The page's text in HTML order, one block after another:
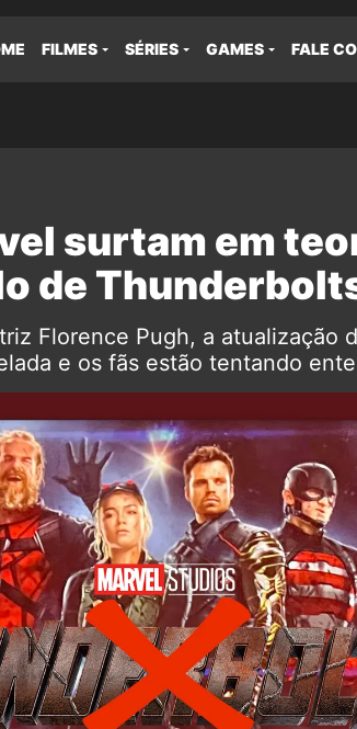
FILMES SÉRIES GAMES FALE
surtam em
de
Florence Pugh, a atualização
e os fãs estão tentando